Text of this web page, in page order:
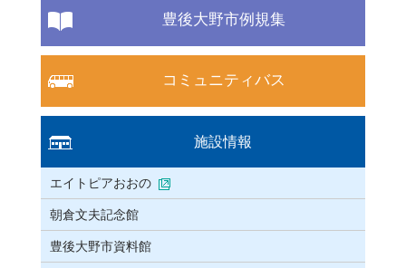
豊後大野市例規集
コミュニティバス
施設情報
エイトピアおおの
朝倉文夫記念館
豊後大野市資料館